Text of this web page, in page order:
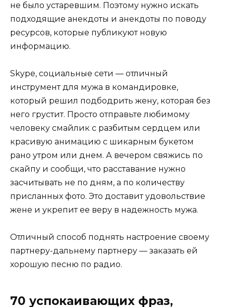
не было устаревшим. Поэтому нужно искать
подходящие анекдоты и анекдоты по поводу
ресурсов, которые публикуют новую
информацию.
Skype, социальные сети — отличный
инструмент для мужа в командировке,
который решил подбодрить жену, которая без
него грустит. Просто отправьте любимому
человеку смайлик с разбитым сердцем или
красивую анимацию с шикарным букетом
рано утром или днем. А вечером свяжись по
скайпу и сообщи, что расставание нужно
засчитывать не по дням, а по количеству
присланных фото. Это доставит удовольствие
жене и укрепит ее веру в надежность мужа.
Отличный способ поднять настроение своему
партнеру-дальнему партнеру — заказать ей
хорошую песню по радио.
70 успокаивающих фраз,